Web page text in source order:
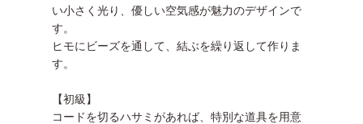
い小さく光り、優しい空気感が魅力のデザインで
す。
ヒモにビーズを通して、結ぶを繰り返して作りま
す。
【初級】
コードを切るハサミがあれば、特別な道具を用意